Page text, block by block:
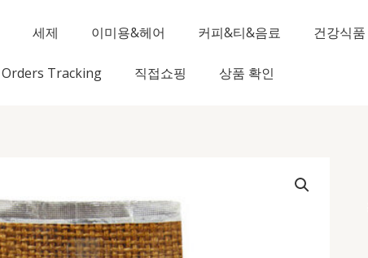
세제 이미용&헤어 커피&티&음료 건강식품
Orders Tracking 직접쇼핑 상품 확인